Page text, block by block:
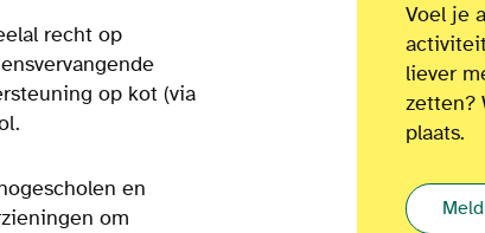
recht op
op kot (via
en
om
Voel je
liever
zetten?
plaats.